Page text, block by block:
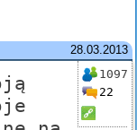
28.03.2013
1097
22